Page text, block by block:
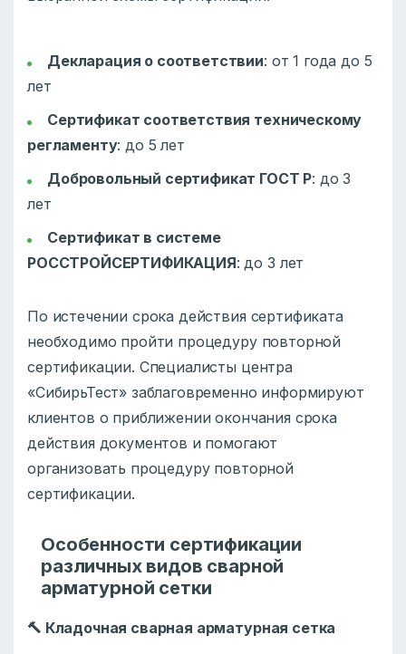
Декларация о соответствии: от 1 года до 5
лет
Сертификат соответствия техническому
регламенту: до 5 лет
Добровольный сертификат ГОСТ Р: до 3
лет
Сертификат в системе
РОССТРОЙСЕРТИФИКАЦИЯ: до 3 лет
По истечении срока действия сертификата
необходимо пройти процедуру повторной
сертификации. Специалисты центра
«СибирьТест» заблаговременно информируют
клиентов о приближении окончания срока
действия документов и помогают
организовать процедуру повторной
сертификации.
Особенности сертификации
различных видов сварной
арматурной сетки
🔨 Кладочная сварная арматурная сетка